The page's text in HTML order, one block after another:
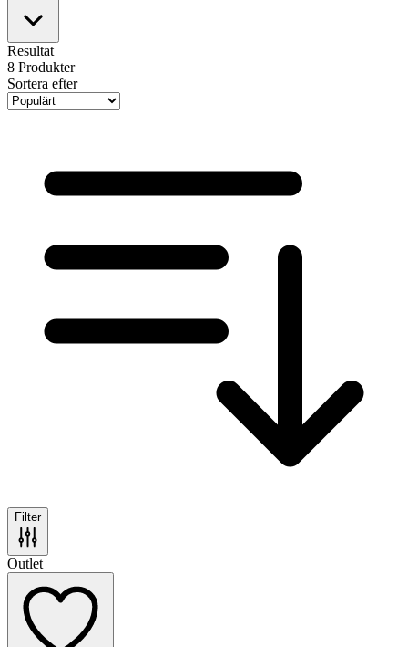
Resultat
8 Produkter
Sortera efter
Filter
Outlet